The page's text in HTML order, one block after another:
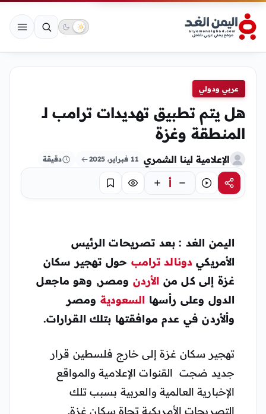
عربي ودولي
هل يتم تطبيق تهديدات ترامب لـ
المنطقة وغزة
الإعلامية لينا الشمري 11 فبراير، 2025 دقيقة
مشاركةاستماع أ تركيز حفظ
اليمن الغد : بعد تصريحات الرئيس
الأمريكي دونالد ترامب حول تهجير سكان
غزة إلى كل من الأردن ومصر, وهو ماجعل
الدول وعلى رأسها السعودية ومصر
وألأردن في عدم موافقتها بتلك القرارات.
تهجير سكان غزة إلى خارج فلسطين قرار
جديد ضجت القنوات الإعلامية والمواقع
الإخبارية العالمية والعربية بسبب تلك
التصريحات الأمريكية تجاة سكان غزة.